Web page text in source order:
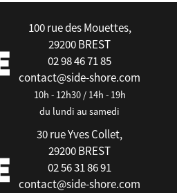
100 rue des Mouettes,
29200 BREST
02 98 46 71 85
contact@side-shore.com
10h - 12h30 / 14h - 19h
du lundi au samedi
30 rue Yves Collet,
29200 BREST
02 56 31 86 91
contact@side-shore.com